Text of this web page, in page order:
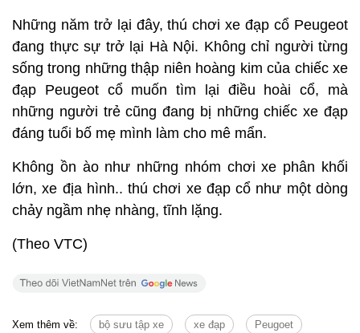
Những năm trở lại đây, thú chơi xe đạp cổ Peugeot
đang thực sự trở lại Hà Nội. Không chỉ người từng
sống trong những thập niên hoàng kim của chiếc xe
đạp Peugeot cổ muốn tìm lại điều hoài cổ, mà
những người trẻ cũng đang bị những chiếc xe đạp
đáng tuổi bố mẹ mình làm cho mê mẩn.
Không ồn ào như những nhóm chơi xe phân khối
lớn, xe địa hình.. thú chơi xe đạp cổ như một dòng
chảy ngầm nhẹ nhàng, tĩnh lặng.
(Theo VTC)
Xem thêm về: bộ sưu tập xe xe đạp Peugoet